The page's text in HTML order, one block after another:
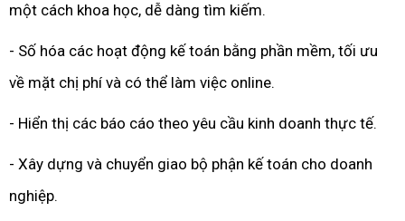
một cách khoa học, dễ dàng tìm kiếm.
- Số hóa các hoạt động kế toán bằng phần mềm, tối ưu
về mặt chị phí và có thể làm việc online.
- Hiển thị các báo cáo theo yêu cầu kinh doanh thực tế.
- Xây dựng và chuyển giao bộ phận kế toán cho doanh
nghiệp.